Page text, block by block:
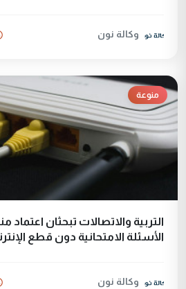
وكالة نون
منوعة
التربية والاتصالات تبحثان
الأسئلة الامتحانية دون قطع
وكالة نون